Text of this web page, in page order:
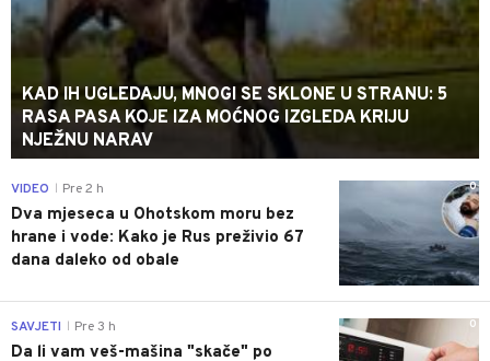
KAD IH UGLEDAJU, MNOGI SE SKLONE U STRANU: 5
RASA PASA KOJE IZA MOĆNOG IZGLEDA KRIJU
NJEŽNU NARAV
0
VIDEO Pre 2 h
Dva mjeseca u Ohotskom moru bez
hrane i vode: Kako je Rus preživio 67
dana daleko od obale
0
SAVJETI Pre 3 h
Da li vam veš-mašina "skače" po